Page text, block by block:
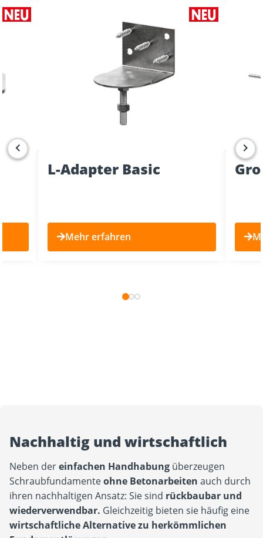
L-Adapter Basic
Mehr erfahren
Nachhaltig und wirtschaftlich
Neben dereinfachen Handhabung überzeugen
Schraubfundamenteohne Betonarbeiten auch durch
ihren nachhaltigen Ansatz: Sie sind rückbaubar und
wiederverwendbar. Gleichzeitig bieten sie häufig eine
wirtschaftliche Alternative zu herkömmlichen